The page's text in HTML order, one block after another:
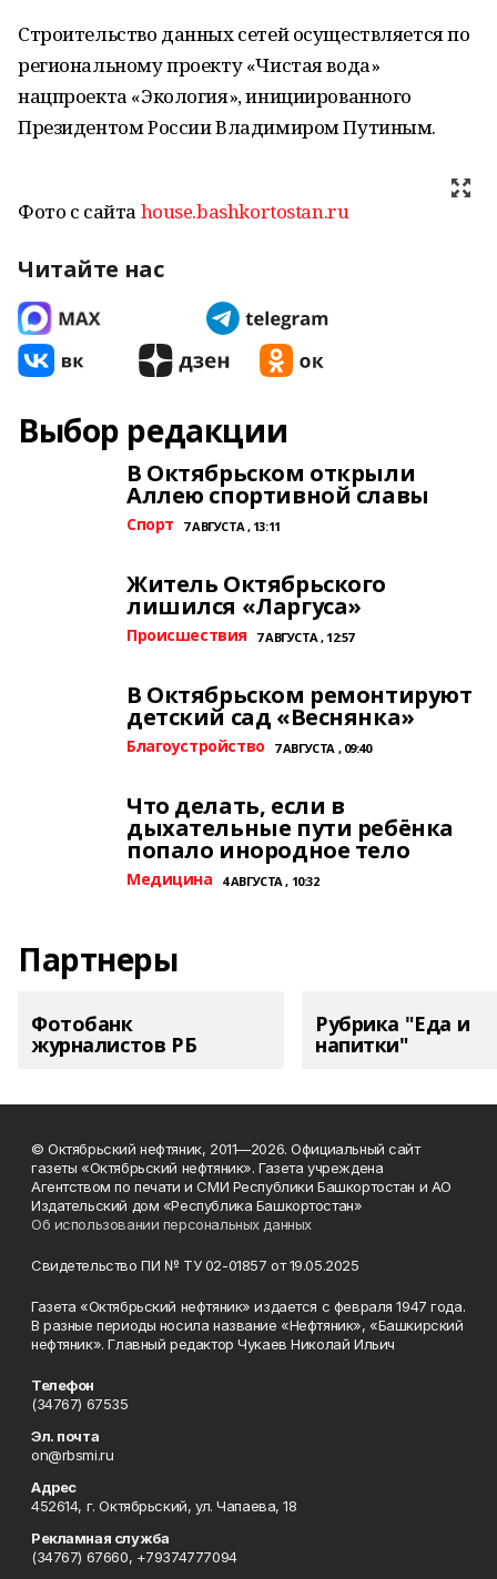
Строительство данных сетей осуществляется по
региональному проекту «Чистая вода»
нацпроекта «Экология», инициированного
Президентом России Владимиром Путиным.
Фото с сайта house.bashkortostan.ru
Читайте нас
Выбор редакции
В Октябрьском открыли
Аллею спортивной славы
Спорт 7 АВГУСТА , 13:11
Житель Октябрьского
лишился «Ларгуса»
Происшествия 7 АВГУСТА , 12:57
В Октябрьском ремонтируют
детский сад «Веснянка»
Благоустройство 7 АВГУСТА , 09:40
Что делать, если в
дыхательные пути ребёнка
попало инородное тело
Медицина 4 АВГУСТА , 10:32
Партнеры
Фотобанк
журналистов РБ
Рубрика "Еда и
напитки"
© Октябрьский нефтяник, 2011—2026. Официальный сайт
газеты «Октябрьский нефтяник». Газета учреждена
Агентством по печати и СМИ Республики Башкортостан и АО
Издательский дом «Республика Башкортостан»
Об использовании персональных данных
Свидетельство ПИ № ТУ 02-01857 от 19.05.2025
Газета «Октябрьский нефтяник» издается с февраля 1947 года.
В разные периоды носила название «Нефтяник», «Башкирский
нефтяник». Главный редактор Чукаев Николай Ильич
Телефон
(34767) 67535
Эл. почта
on@rbsmi.ru
Адрес
452614, г. Октябрьский, ул. Чапаева, 18
Рекламная служба
(34767) 67660, +79374777094